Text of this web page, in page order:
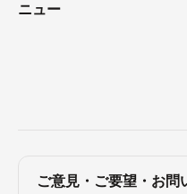
ニュー
ご意見・ご要望・お問